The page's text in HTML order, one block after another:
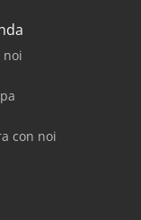
noi
con noi